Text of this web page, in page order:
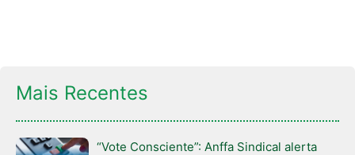
Mais Recentes
“Vote Consciente”: Anffa Sindical alerta